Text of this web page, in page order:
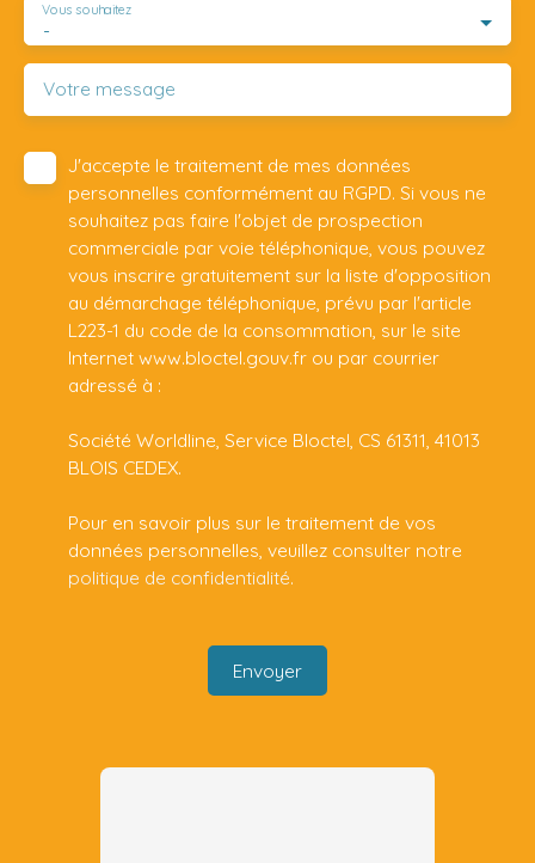
-
Vous souhaitez
Votre message
J'accepte le traitement de mes données
personnelles conformément au RGPD. Si vous ne
souhaitez pas faire l'objet de prospection
commerciale par voie téléphonique, vous pouvez
vous inscrire gratuitement sur la liste d'opposition
au démarchage téléphonique, prévu par l'article
L223-1 du code de la consommation, sur le site
Internet www.bloctel.gouv.fr ou par courrier
adressé à :
Société Worldline, Service Bloctel, CS 61311, 41013
BLOIS CEDEX.
Pour en savoir plus sur le traitement de vos
données personnelles, veuillez consulter notre
politique de confidentialité.
Envoyer